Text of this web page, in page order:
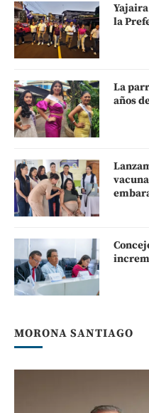
la
La
años
MORONA SANTIAGO